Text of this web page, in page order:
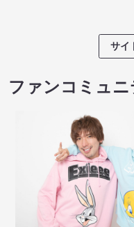
サイ
ファンコミュニ